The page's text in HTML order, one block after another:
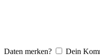
Daten merken? Dein